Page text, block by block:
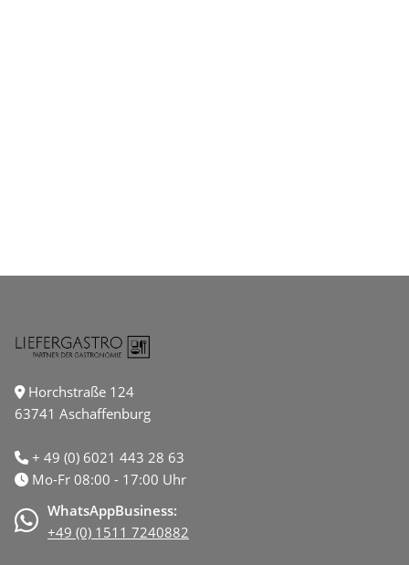
Horchstraße 124
63741 Aschaffenburg
+ 49 (0) 6021 443 28 63
Mo-Fr 08:00 - 17:00 Uhr
WhatsAppBusiness:
+49 (0) 1511 7240882